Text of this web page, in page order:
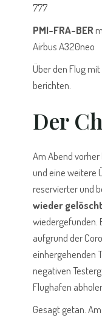
777
PMI-FRA-BER
Airbus A320neo
Über den Flug
berichten.
Der
Am Abend
und eine weitere
reservierter und
wieder gelöscht
wiedergefunden.
aufgrund der
einhergehenden
negativen
Flughafen
Gesagt getan.